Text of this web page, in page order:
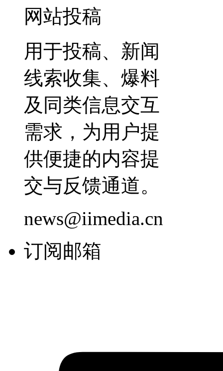
网站投稿
用于投稿、新闻
线索收集、爆料
及同类信息交互
需求，为用户提
供便捷的内容提
交与反馈通道。
news@iimedia.cn
订阅邮箱